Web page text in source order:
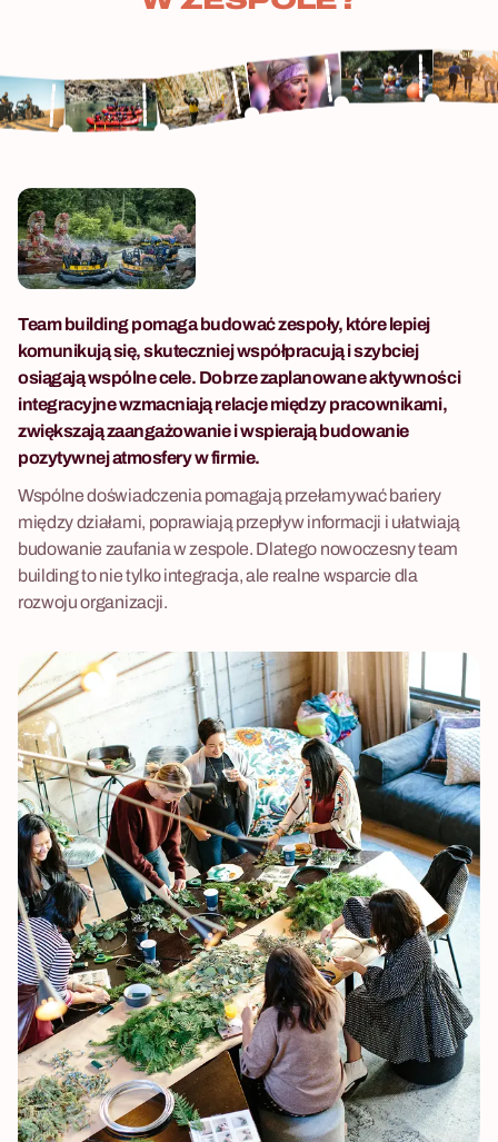
Team building pomaga budować zespoły, które lepiej
komunikują się, skuteczniej współpracują i szybciej
osiągają wspólne cele. Dobrze zaplanowane aktywności
integracyjne wzmacniają relacje między pracownikami,
zwiększają zaangażowanie i wspierają budowanie
pozytywnej atmosfery w firmie.
Wspólne doświadczenia pomagają przełamywać bariery
między działami, poprawiają przepływ informacji i ułatwiają
budowanie zaufania w zespole. Dlatego nowoczesny team
building to nie tylko integracja, ale realne wsparcie dla
rozwoju organizacji.